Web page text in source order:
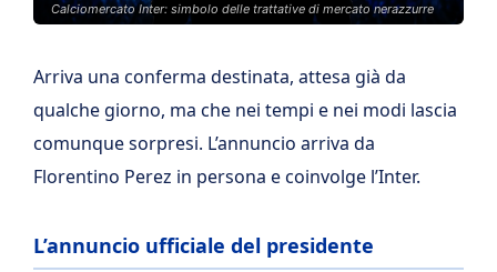
Calciomercato Inter: simbolo delle trattative di mercato nerazzurre
Arriva una conferma destinata, attesa già da
qualche giorno, ma che nei tempi e nei modi lascia
comunque sorpresi. L’annuncio arriva da
Florentino Perez in persona e coinvolge l’Inter.
L’annuncio ufficiale del presidente